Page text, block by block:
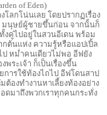
of Eden)
โลกโน่นเลย โดยปรากฏเรื่อง
มนุษย์ผู้ชายขึ้นก่อน จากนั้นก็
งคู่ไปอยู่ในสวนอีเดน พร้อม
กต้นแห่ง ความรู้หรือแอปเปิ้ล
ป หมํ่าคนเดียวไม่พอ อีฟยัง
ระเจ้า ก็เป็นเรื่องขึ้น
ารใช้ท้องไถไป อีฟโดนสาป
องทํางานหาเลี้ยงท้องอย่าง
ดมาถึงพวกเราทุกคนกระทั่ง